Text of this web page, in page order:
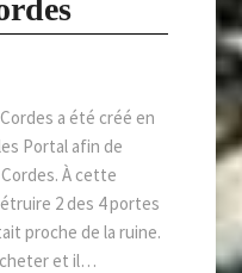
a été créé en
Portal afin de
À cette
2 des 4 portes
proche de la ruine.
et il…